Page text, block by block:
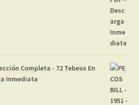
Completa - 72 Tebeos En
Inmediata